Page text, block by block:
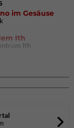
im Gesäuse
Ith
Ith
(Thalkirchen)